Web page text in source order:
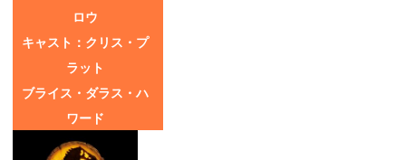
ロウ
キャスト：クリス・プ
ラット
ブライス・ダラス・ハ
ワード
サム・ニール